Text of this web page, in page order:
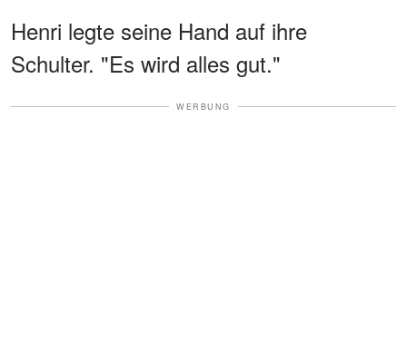
Henri legte seine Hand auf ihre
Schulter. "Es wird alles gut."
WERBUNG